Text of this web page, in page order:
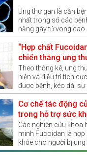
chỉ mang tính chất
lời khuyên từ bác sĩ,
khách không nên tự
thông tin này. Nếu
về sức khỏe, hãy
để được tư vấn và hỗ
Ung thư gan là căn
nhất trong số các
năng gây tử vong
Việt Nam tương đối
nước khác trong khu
gan có lây không?
“Hợp chất
chiến thắng ung
Theo thống kê, ung
hiện và điều trị tích
được bệnh, kéo dài sự
20 năm hoặc hơn nữa.
Cơ chế tác động
trong hỗ trợ sức
bị ung thư
Các nghiên cứu khoa
minh Fucoidan là
khỏe cho người bị
cường miễn dịch,